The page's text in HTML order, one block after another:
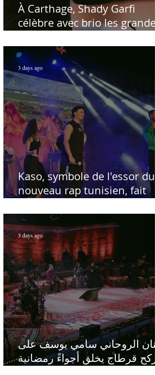
À Carthage, Shady Garfi
célèbre avec brio les grandes
Par Sofien Manaï
Kaso, symbole de l'essor du
nouveau rap tunisien, fait
international de Sfax - Par
Sofien Manaï
3 days ago
الروحاني سامي يوسف على
ركح قرطاج يخلق أجواءً رمضانية
3 days ago